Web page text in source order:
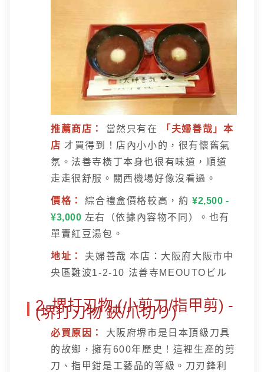
推薦商店： 當然只有在
「夫婦善哉」本
店 才買得到！店內小小的，很有懷舊氣
氛。法善寺橫丁本身也很有味道，順道
走走很舒服。關西機場好像沒看過。
價格： 綜合禮盒價格較高，約¥2,500 -
¥3,000 左右（依據內容物不同）。也有
單賣紅豆湯包。
地址：
夫婦善哉 本店：大阪府大阪市中
央區難波1-2-10 法善寺MEOUTOビル
2. 堺打刃物 (小剪刀/指甲剪) -
(堺打刃物 鋏/爪切り)
必買原因：
大阪府堺市是日本頂級刀具
的故鄉，擁有600年歷史！這裡生產的剪
刀、指甲鉗是工藝品的等級。刀刃鋒利